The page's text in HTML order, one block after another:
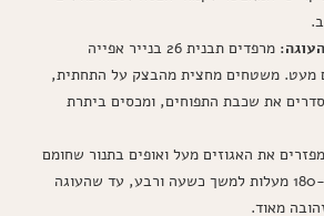
מרפדים תבנית 26 בנייר אפייה
מעט. משטחים מחצית מהבצק על התחתית,
את שכבת התפוחים, ומכסים ביתרת
מפזרים את האגוזים מעל ואופים בתנור שחומם
מראש ל-180 מעלות למשך כשעה ורבע, עד שהעוגה
מאוד.